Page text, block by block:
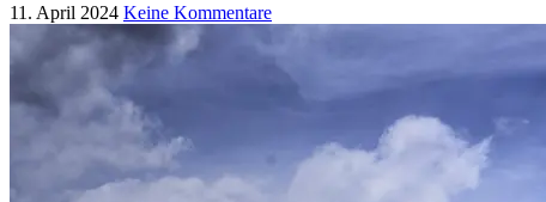
11. April 2024 Keine Kommentare